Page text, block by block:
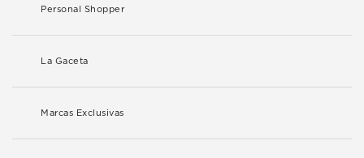
Personal Shopper
La Gaceta
Marcas Exclusivas